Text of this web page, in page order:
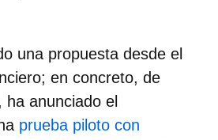
una propuesta desde el
en concreto, de
ha anunciado el
prueba piloto con